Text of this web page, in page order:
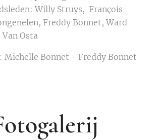
Willy Struys, François
Freddy Bonnet, Ward
Osta
Michelle Bonnet - Freddy Bonnet
otogalerij